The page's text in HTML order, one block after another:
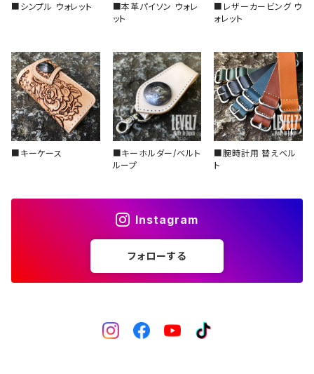
スロープ型（アルミ）
■シンプル ウォレット
■本革パイソン ウォレ
ット
■レザーカービング ウ
ォレット
■キーケース
■キーホルダー/ベルト
ループ
■腕時計用 替えベル
ト
Instagram
フォローする